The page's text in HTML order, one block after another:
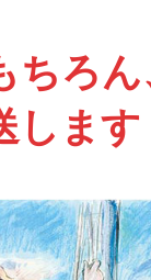
ちろ
します